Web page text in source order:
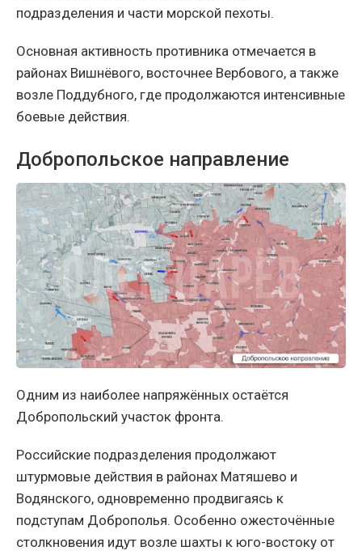
подразделения и части морской пехоты.
Основная активность противника отмечается в
районах Вишнёвого, восточнее Вербового, а также
возле Поддубного, где продолжаются интенсивные
боевые действия.
Добропольское направление
Одним из наиболее напряжённых остаётся
Добропольский участок фронта.
Российские подразделения продолжают
штурмовые действия в районах Матяшево и
Водянского, одновременно продвигаясь к
подступам Доброполья. Особенно ожесточённые
столкновения идут возле шахты к юго-востоку от